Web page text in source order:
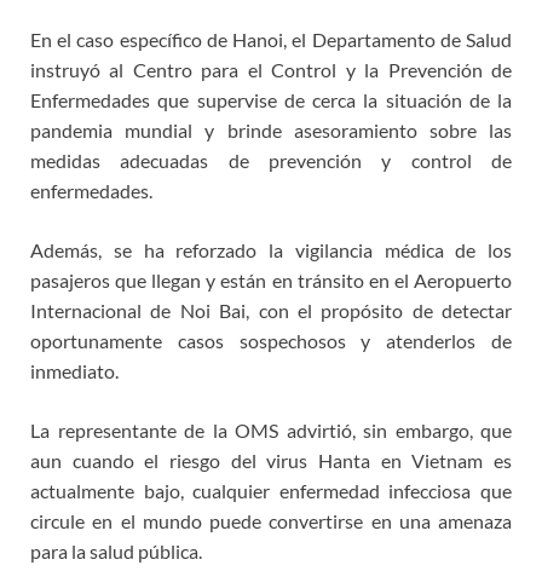
En el caso específico de Hanoi, el Departamento de Salud
instruyó al Centro para el Control y la Prevención de
Enfermedades que supervise de cerca la situación de la
pandemia mundial y brinde asesoramiento sobre las
medidas adecuadas de prevención y control de
enfermedades.
Además, se ha reforzado la vigilancia médica de los
pasajeros que llegan y están en tránsito en el Aeropuerto
Internacional de Noi Bai, con el propósito de detectar
oportunamente casos sospechosos y atenderlos de
inmediato.
La representante de la OMS advirtió, sin embargo, que
aun cuando el riesgo del virus Hanta en Vietnam es
actualmente bajo, cualquier enfermedad infecciosa que
circule en el mundo puede convertirse en una amenaza
para la salud pública.